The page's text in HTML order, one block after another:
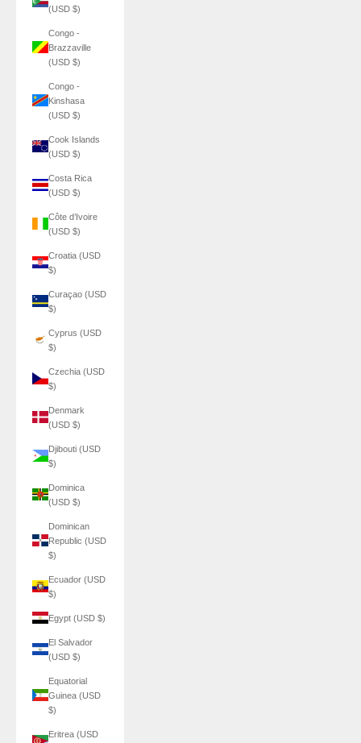
(USD $)
Congo -
Brazzaville
(USD $)
Congo -
Kinshasa
(USD $)
Cook Islands
(USD $)
Costa Rica
(USD $)
Côte d’Ivoire
(USD $)
Croatia (USD
$)
Curaçao (USD
$)
Cyprus (USD
$)
Czechia (USD
$)
Denmark
(USD $)
Djibouti (USD
$)
Dominica
(USD $)
Dominican
Republic (USD
$)
Ecuador (USD
$)
Egypt (USD $)
El Salvador
(USD $)
Equatorial
Guinea (USD
$)
Eritrea (USD